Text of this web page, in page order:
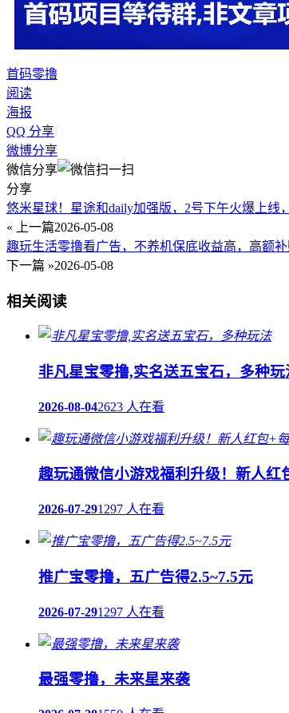
首码零撸
阅读
海报
QQ 分享
微博分享
微信分享
分享
悠米星球！星途和daily加强版，2号下午火爆上线
« 上一篇2026-05-08
趣玩生活零撸看广告，不养机保底收益高，高额补
下一篇 »2026-05-08
相关阅读
非凡星宝零撸,实名送五宝石，多种玩
2026-08-042623 人在看
趣玩通微信小游戏福利升级！新人
2026-07-291297 人在看
推广宝零撸，五广告得2.5~7.5元
2026-07-291297 人在看
最强零撸，未来星来袭